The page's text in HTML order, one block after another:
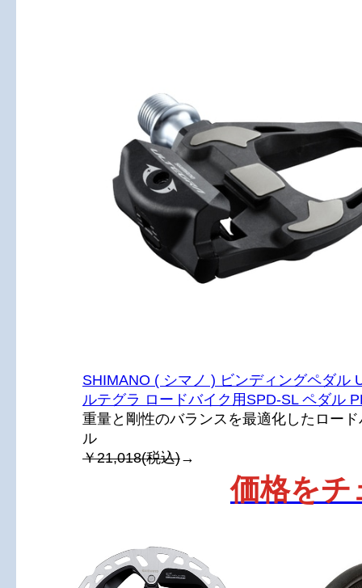
SHIMANO ( シマノ ) ビンディングペダル
ルテグラ ロードバイク用SPD-SL ペダル
重量と剛性のバランスを最適化したロー
ル
￥21,018(税込)→
価格をチ